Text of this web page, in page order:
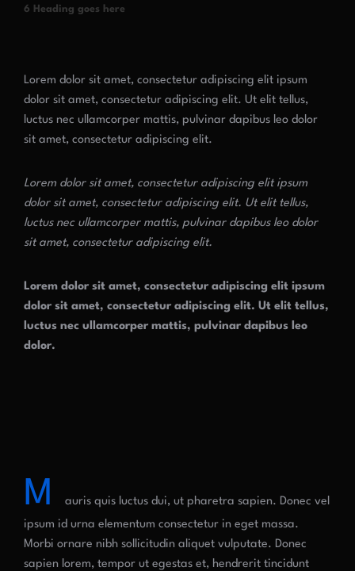
6 Heading goes here
Lorem dolor sit amet, consectetur adipiscing elit ipsum
dolor sit amet, consectetur adipiscing elit. Ut elit tellus,
luctus nec ullamcorper mattis, pulvinar dapibus leo dolor
sit amet, consectetur adipiscing elit.
Lorem dolor sit amet, consectetur adipiscing elit ipsum
dolor sit amet, consectetur adipiscing elit. Ut elit tellus,
luctus nec ullamcorper mattis, pulvinar dapibus leo dolor
sit amet, consectetur adipiscing elit.
Lorem dolor sit amet, consectetur adipiscing elit ipsum
dolor sit amet, consectetur adipiscing elit. Ut elit tellus,
luctus nec ullamcorper mattis, pulvinar dapibus leo
dolor.
M
auris quis luctus dui, ut pharetra sapien. Donec vel
ipsum id urna elementum consectetur in eget massa.
Morbi ornare nibh sollicitudin aliquet vulputate. Donec
sapien lorem, tempor ut egestas et, hendrerit tincidunt